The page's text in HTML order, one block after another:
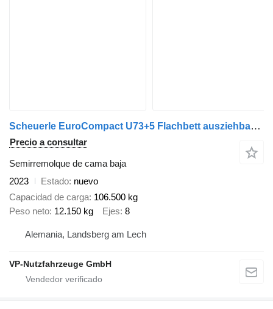
Scheuerle EuroCompact U73+5 Flachbett ausziehbar Pendela
Precio a consultar
Semirremolque de cama baja
2023
Estado nuevo
Capacidad de carga 106.500 kg
Peso neto 12.150 kg Ejes 8
Alemania, Landsberg am Lech
VP-Nutzfahrzeuge GmbH